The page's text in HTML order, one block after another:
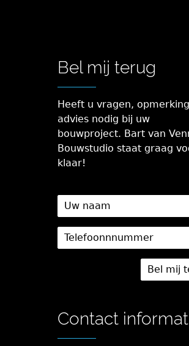
Bel mij terug
Heeft u vragen,
advies nodig bij uw
bouwproject. Bart van
Bouwstudio staat graag
klaar!
Contact